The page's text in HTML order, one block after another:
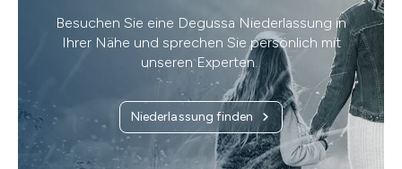
Besuchen Sie eine Degussa Niederlassung in
Ihrer Nähe und sprechen Sie persönlich mit
unseren Experten.
Niederlassung finden